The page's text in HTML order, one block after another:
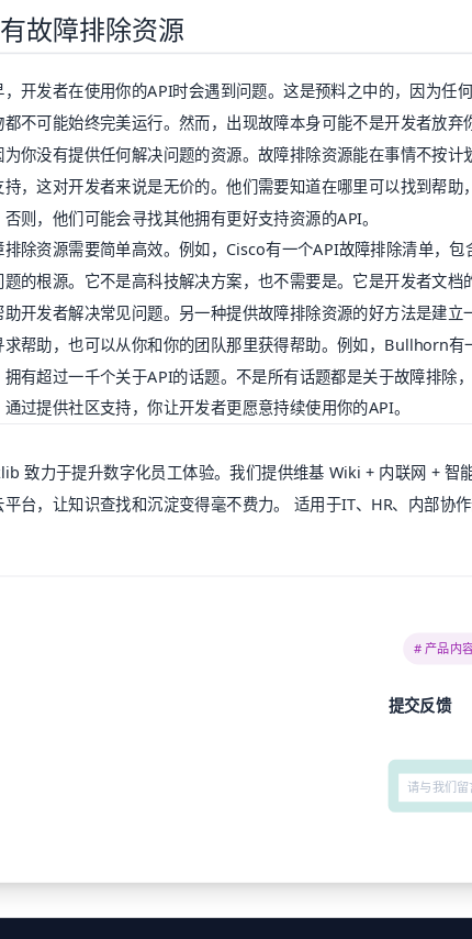
故障排除资源
，开发者在使用你的API时会遇到问题。这是预料之中的，因为任
都不可能始终完美运行。然而，出现故障本身可能不是开发者放弃
为你没有提供任何解决问题的资源。故障排除资源能在事情不按计
持，这对开发者来说是无价的。他们需要知道在哪里可以找到帮助
否则，他们可能会寻找其他拥有更好支持资源的API。
排除资源需要简单高效。例如，Cisco有一个API故障排除清单，
题的根源。它不是高科技解决方案，也不需要是。它是开发者文档
助开发者解决常见问题。另一种提供故障排除资源的好方法是建立
求帮助，也可以从你和你的团队那里获得帮助。例如，Bullhorn有
拥有超过一千个关于API的话题。不是所有话题都是关于故障排除
通过提供社区支持，你让开发者更愿意持续使用你的API。
致力于提升数字化员工体验。我们提供维基 Wiki + 内联网 + 智
平台，让知识查找和沉淀变得毫不费力。 适用于IT、HR、内部协作
# 产品内
提交反馈